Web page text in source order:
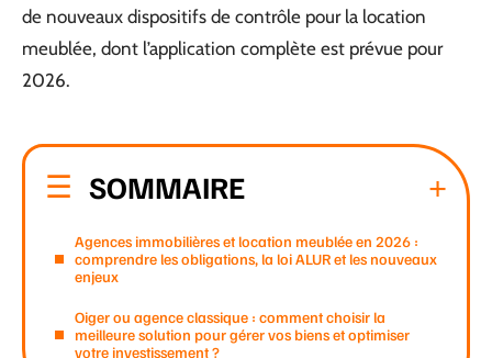
de nouveaux dispositifs de contrôle pour la location
meublée, dont l’application complète est prévue pour
2026.
SOMMAIRE
Agences immobilières et location meublée en 2026 :
comprendre les obligations, la loi ALUR et les nouveaux
enjeux
Oiger ou agence classique : comment choisir la
meilleure solution pour gérer vos biens et optimiser
votre investissement ?